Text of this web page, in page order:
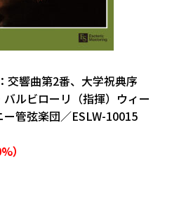
交響曲第2番、大学祝典序
ルビローリ（指揮）ウィー
管弦楽団／ESLW-10015
）